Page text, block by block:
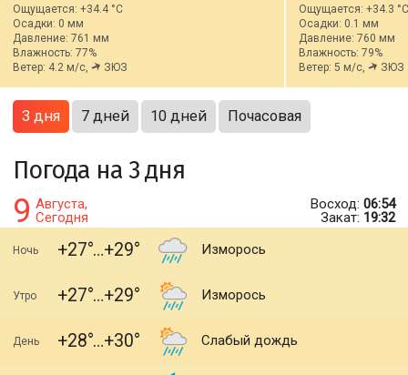
Ощущается: +34.4 °C
Осадки: 0 мм
Давление: 761 мм
Влажность: 77%
Ветер: 4.2 м/с,
ЗЮЗ
Ощущается: +34.3 °C
Осадки: 0.1 мм
Давление: 760 мм
Влажность: 79%
Ветер: 5 м/с,
ЗЮЗ
3 дня 7 дней 10 дней Почасовая
Погода на 3 дня
9 Августа,
Сегодня
Восход: 06:54
Закат: 19:32
Ночь +27 +29 Изморось
Утро +27 +29 Изморось
День +28 +30 Слабый дождь